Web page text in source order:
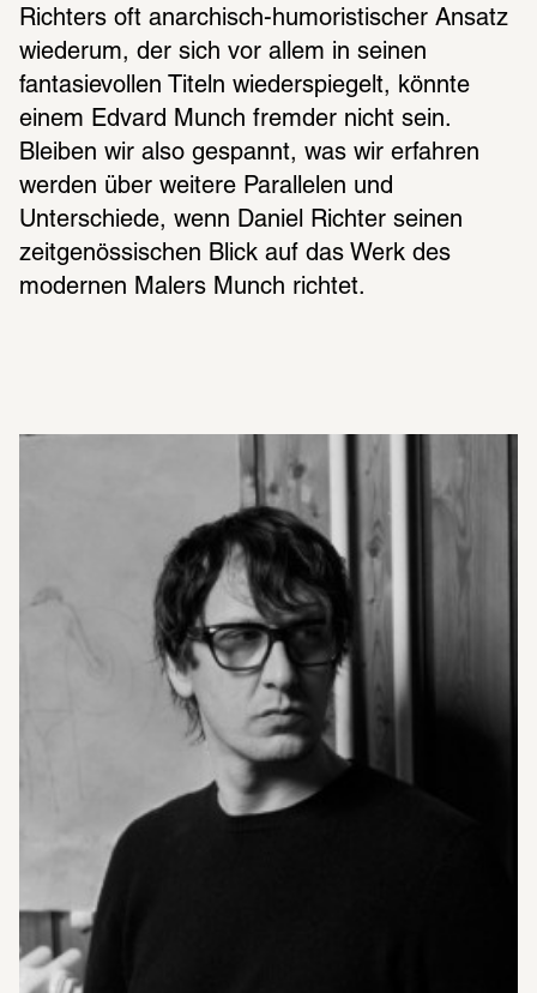
Richters oft anarchisch-humoristischer Ansatz
wiederum, der sich vor allem in seinen
fantasievollen Titeln wiederspiegelt, könnte
einem Edvard Munch fremder nicht sein.
Bleiben wir also gespannt, was wir erfahren
werden über weitere Parallelen und
Unterschiede, wenn Daniel Richter seinen
zeitgenössischen Blick auf das Werk des
modernen Malers Munch richtet.